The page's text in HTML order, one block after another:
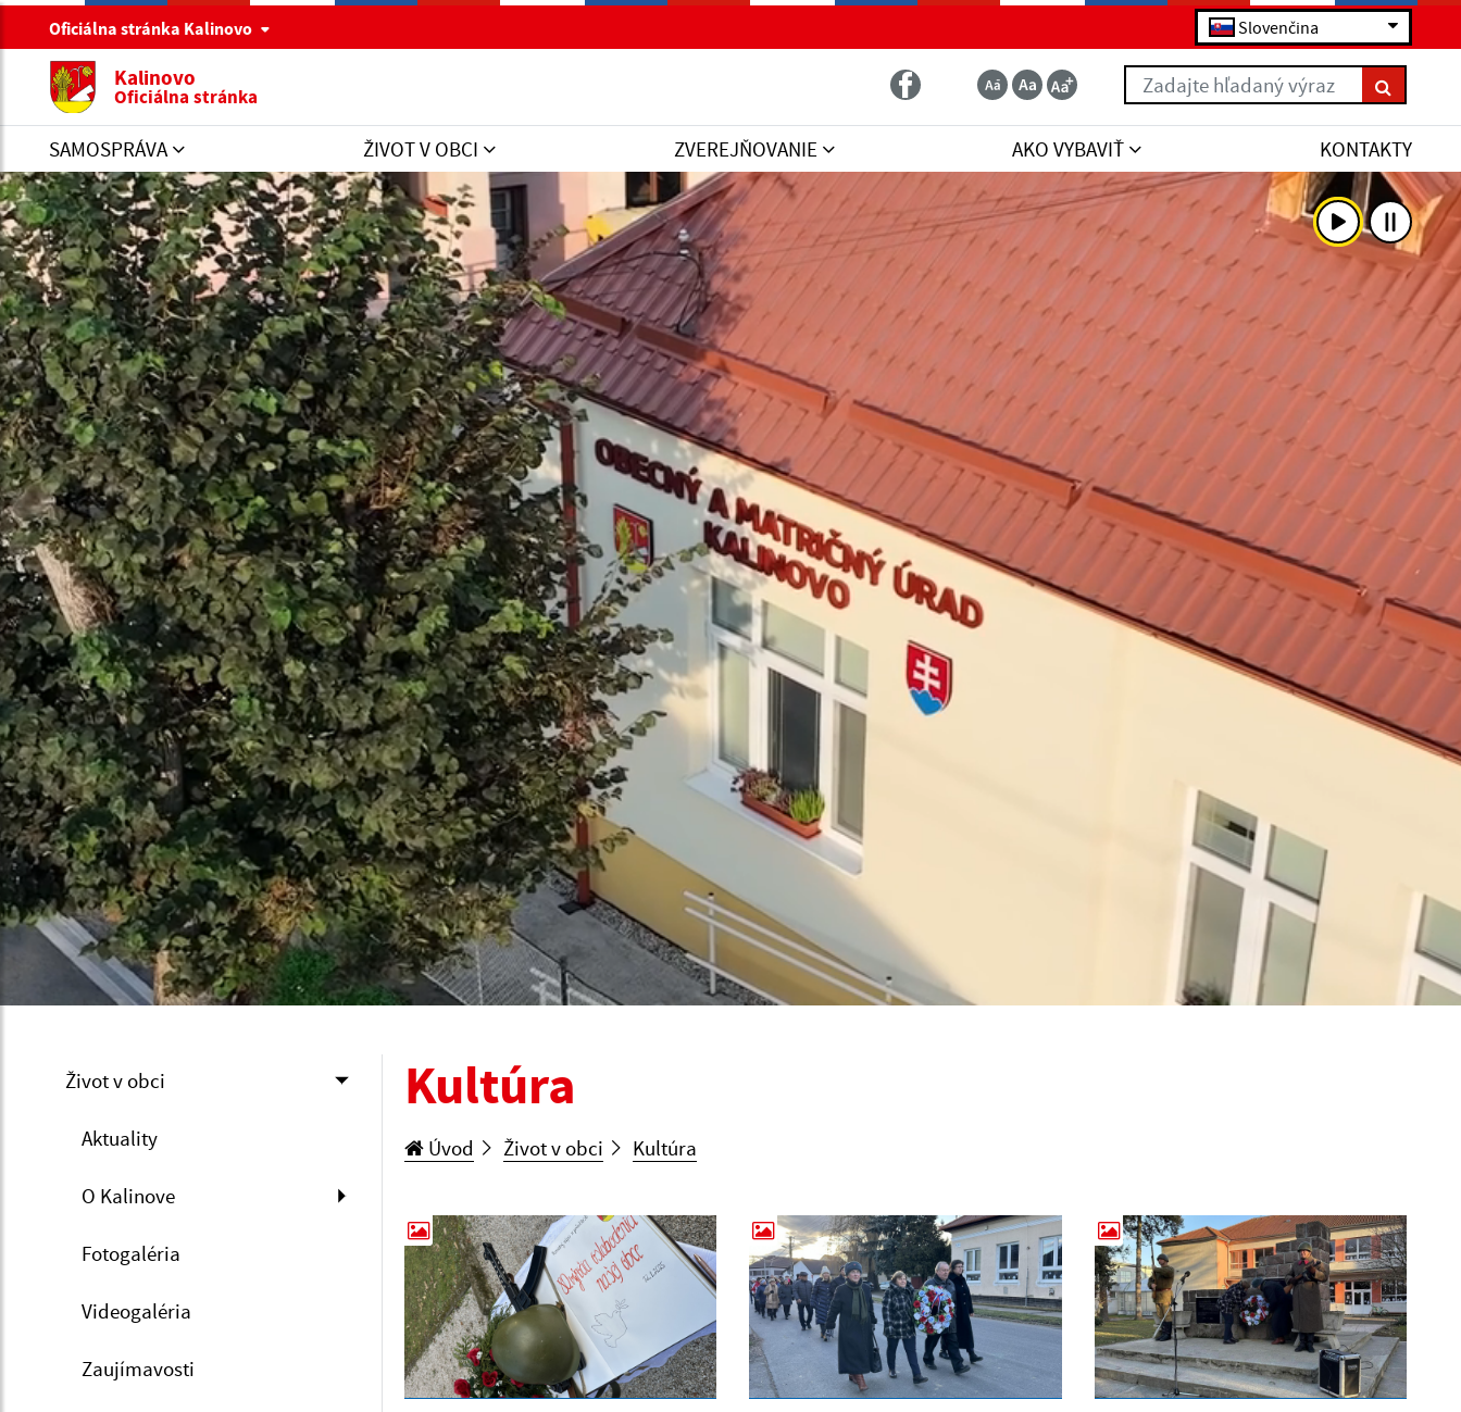
Oficiálna stránka Kalinovo Slovenčina
Kalinovo
Oficiálna stránka
Zadajte hľadaný výraz
SAMOSPRÁVA ŽIVOT V OBCI ZVEREJŇOVANIE AKO VYBAVIŤ KONTAKTY
Život v obci
Aktuality
O Kalinove
Fotogaléria
Videogaléria
Zaujímavosti
Kultúra
Úvod Život v obci Kultúra